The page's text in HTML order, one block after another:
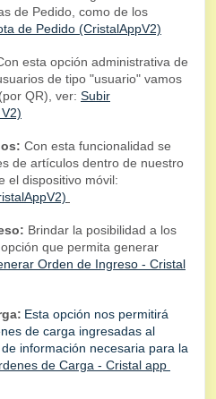
de Pedido, como de los
de Pedido (CristalAppV2)
esta opción administrativa de
de tipo "usuario" vamos
QR), ver: Subir
Con esta funcionalidad se
de artículos dentro de nuestro
el dispositivo móvil:
Brindar la posibilidad a los
que permita generar
Orden de Ingreso - Cristal
Esta opción nos permitirá
de carga ingresadas al
información necesaria para la
de Carga - Cristal app